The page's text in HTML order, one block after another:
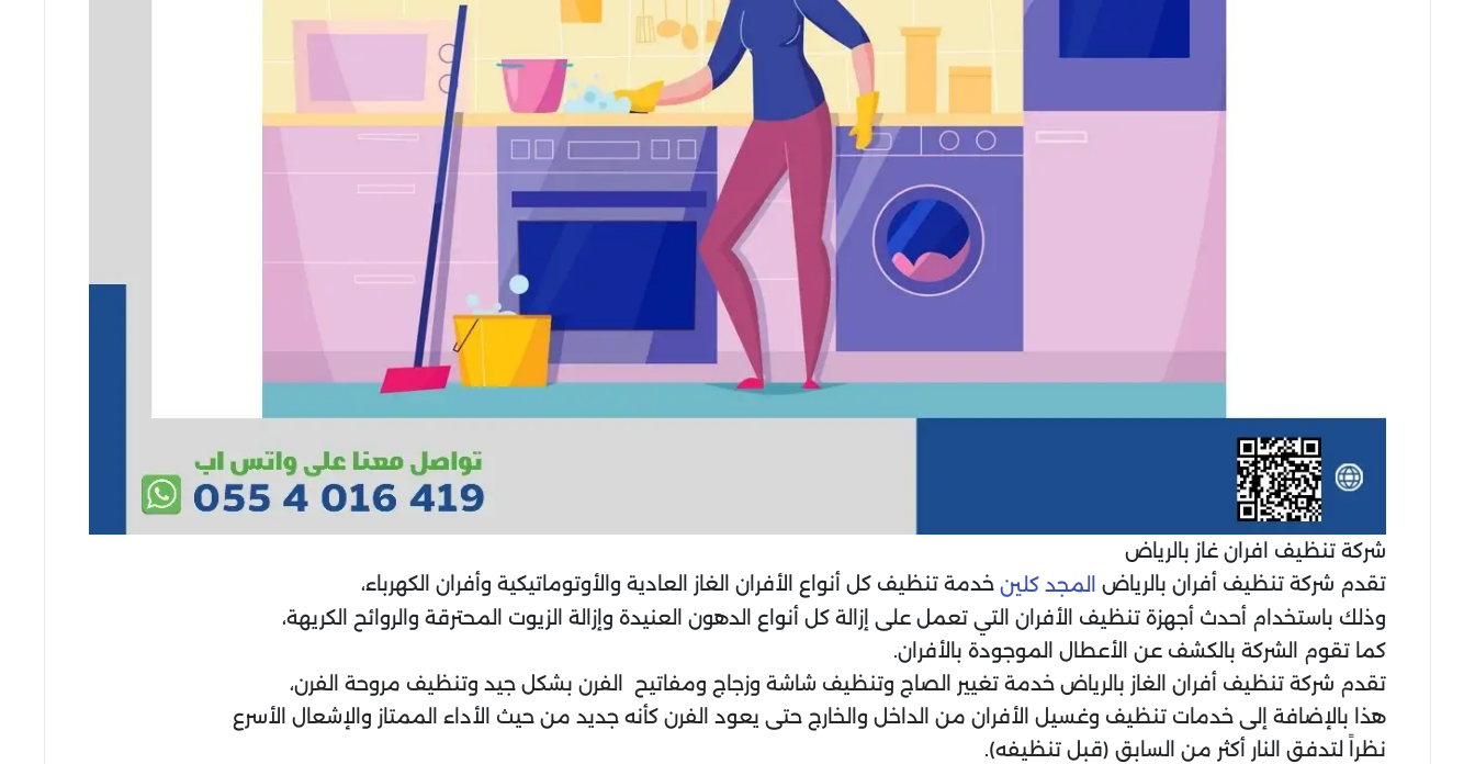
شركة تنظيف افران غاز بالرياض
تقدم شركة تنظيف أفران بالرياض المجد كلين خدمة تنظيف كل أنواع الأفران الغاز العادية والأوتوماتيكية وأفران الكهرباء،
وذلك باستخدام أحدث أجهزة تنظيف الأفران التي تعمل على إزالة كل أنواع الدهون العنيدة وإزالة الزيوت المحترقة والروائح الكريهة،
كما تقوم الشركة بالكشف عن الأعطال الموجودة بالأفران.
تقدم شركة تنظيف أفران الغاز بالرياض خدمة تغيير الصاج وتنظيف شاشة وزجاج ومفاتيح الفرن بشكل جيد وتنظيف مروحة الفرن،
هذا بالإضافة إلى خدمات تنظيف وغسيل الأفران من الداخل والخارج حتى يعود الفرن كأنه جديد من حيث الأداء الممتاز والإشعال الأسرع
نظراً لتدفق النار أكثر من السابق (قبل تنظيفه).